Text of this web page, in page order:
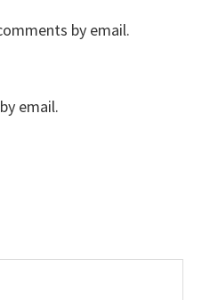
by email.
email.